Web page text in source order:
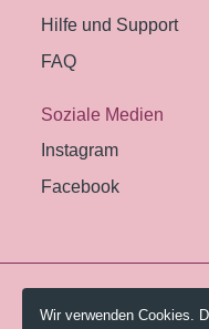
Hilfe und Support
FAQ
Soziale Medien
Instagram
Facebook
© 2026 Pestalozzi-
Wir verwenden Cookies.